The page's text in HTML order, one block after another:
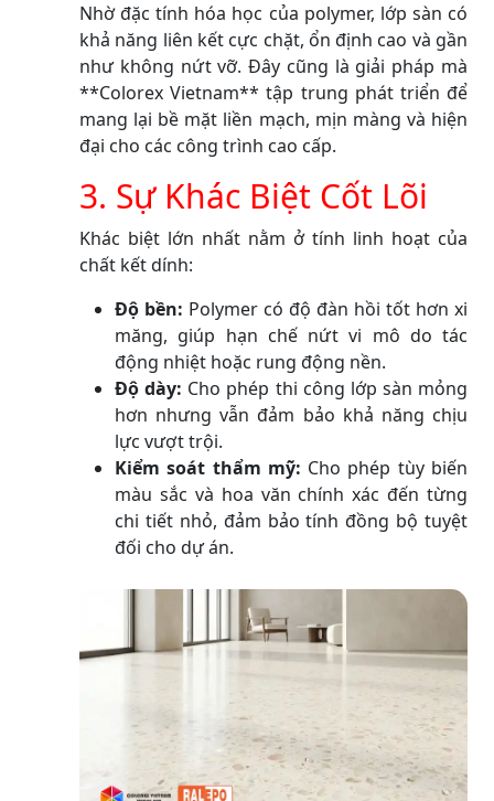
Nhờ đặc tính hóa học của polymer, lớp sàn có
khả năng liên kết cực chặt, ổn định cao và gần
như không nứt vỡ. Đây cũng là giải pháp mà
**Colorex Vietnam** tập trung phát triển để
mang lại bề mặt liền mạch, mịn màng và hiện
đại cho các công trình cao cấp.
3. Sự Khác Biệt Cốt Lõi
Khác biệt lớn nhất nằm ở tính linh hoạt của
chất kết dính:
Độ bền: Polymer có độ đàn hồi tốt hơn xi
măng, giúp hạn chế nứt vi mô do tác
động nhiệt hoặc rung động nền.
Độ dày: Cho phép thi công lớp sàn mỏng
hơn nhưng vẫn đảm bảo khả năng chịu
lực vượt trội.
Kiểm soát thẩm mỹ: Cho phép tùy biến
màu sắc và hoa văn chính xác đến từng
chi tiết nhỏ, đảm bảo tính đồng bộ tuyệt
đối cho dự án.